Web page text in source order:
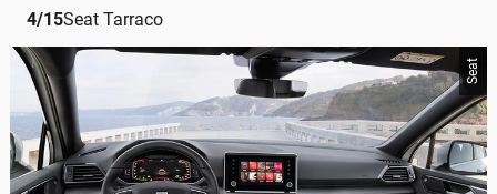
4/15Seat Tarraco
Seat